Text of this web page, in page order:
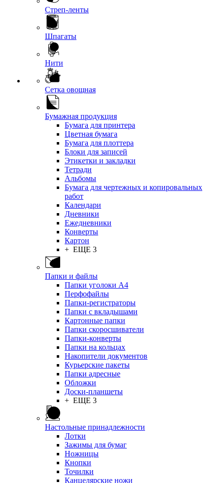
Стреп-ленты
Шпагаты
Нити
Сетка овощная
Бумажная продукция
Бумага для принтера
Цветная бумага
Бумага для плоттера
Блоки для записей
Этикетки и закладки
Тетради
Альбомы
Бумага для чертежных и копировальных
работ
Календари
Дневники
Ежедневники
Конверты
Картон
+ ЕЩЕ 3
Папки и файлы
Папки уголоки А4
Перфофайлы
Папки-регистраторы
Папки с вкладышами
Картонные папки
Папки скоросшиватели
Папки-конверты
Папки на кольцах
Накопители документов
Курьерские пакеты
Папки адресные
Обложки
Доски-планшеты
+ ЕЩЕ 3
Настольные принадлежности
Лотки
Зажимы для бумаг
Ножницы
Кнопки
Точилки
Канцелярские ножи